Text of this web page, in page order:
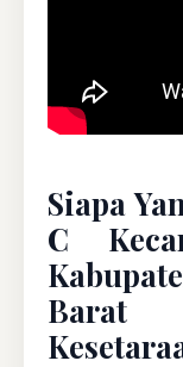
Siapa
C
Barat